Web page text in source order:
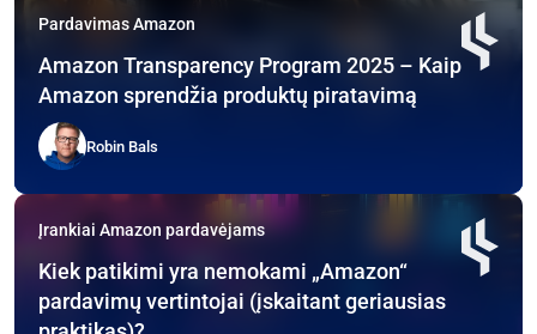
Pardavimas Amazon
Amazon Transparency Program 2025 – Kaip
Amazon sprendžia produktų piratavimą
Robin Bals
Įrankiai Amazon pardavėjams
Kiek patikimi yra nemokami „Amazon“
pardavimų vertintojai (įskaitant geriausias